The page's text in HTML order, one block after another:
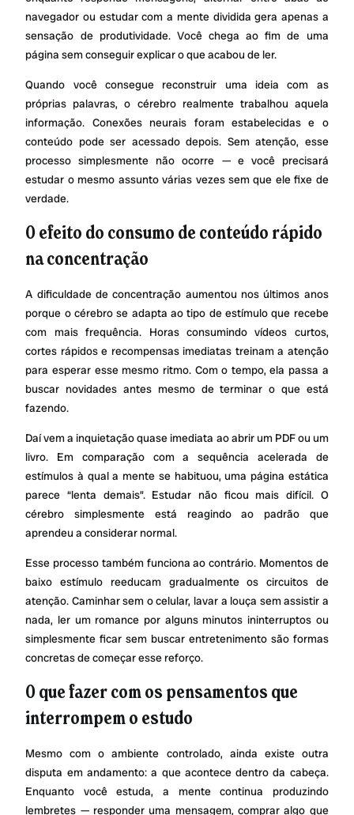
navegador ou estudar com a mente dividida gera apenas a
sensação de produtividade. Você chega ao fim de uma
página sem conseguir explicar o que acabou de ler.
Quando você consegue reconstruir uma ideia com as
próprias palavras, o cérebro realmente trabalhou aquela
informação. Conexões neurais foram estabelecidas e o
conteúdo pode ser acessado depois. Sem atenção, esse
processo simplesmente não ocorre — e você precisará
estudar o mesmo assunto várias vezes sem que ele fixe de
verdade.
O efeito do consumo de conteúdo rápido
na concentração
A dificuldade de concentração aumentou nos últimos anos
porque o cérebro se adapta ao tipo de estímulo que recebe
com mais frequência. Horas consumindo vídeos curtos,
cortes rápidos e recompensas imediatas treinam a atenção
para esperar esse mesmo ritmo. Com o tempo, ela passa a
buscar novidades antes mesmo de terminar o que está
fazendo.
Daí vem a inquietação quase imediata ao abrir um PDF ou um
livro. Em comparação com a sequência acelerada de
estímulos à qual a mente se habituou, uma página estática
parece “lenta demais”. Estudar não ficou mais difícil. O
cérebro simplesmente está reagindo ao padrão que
aprendeu a considerar normal.
Esse processo também funciona ao contrário. Momentos de
baixo estímulo reeducam gradualmente os circuitos de
atenção. Caminhar sem o celular, lavar a louça sem assistir a
nada, ler um romance por alguns minutos ininterruptos ou
simplesmente ficar sem buscar entretenimento são formas
concretas de começar esse reforço.
O que fazer com os pensamentos que
interrompem o estudo
Mesmo com o ambiente controlado, ainda existe outra
disputa em andamento: a que acontece dentro da cabeça.
Enquanto você estuda, a mente continua produzindo
lembretes — responder uma mensagem, comprar algo que